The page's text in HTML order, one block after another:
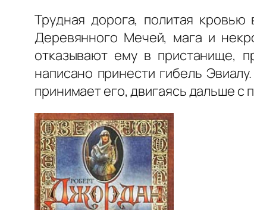
Трудная дорога, политая
Деревянного Мечей, мага и
отказывают ему в пристанище,
написано принести гибель
принимает его, двигаясь дальше с